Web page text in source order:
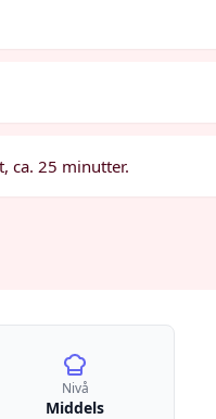
ca. 25 minutter.
Nivå
Middels